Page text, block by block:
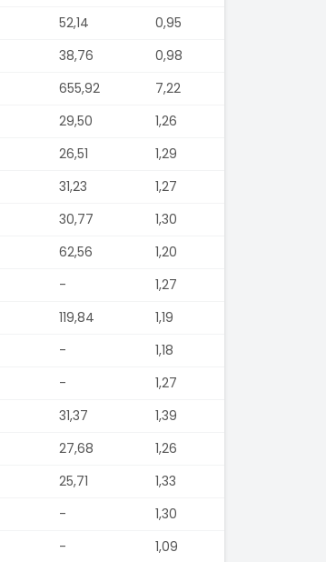
52,14
0,95
38,76
0,98
655,92
7,22
29,50
1,26
26,51
1,29
31,23
1,27
30,77
1,30
62,56
1,20
-
1,27
119,84
1,19
-
1,18
-
1,27
31,37
1,39
27,68
1,26
25,71
1,33
-
1,30
-
1,09